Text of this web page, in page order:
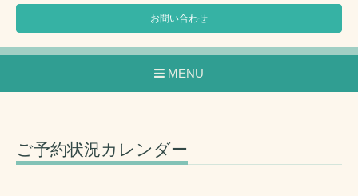
お問い合わせ
MENU
ご予約状況カレンダー